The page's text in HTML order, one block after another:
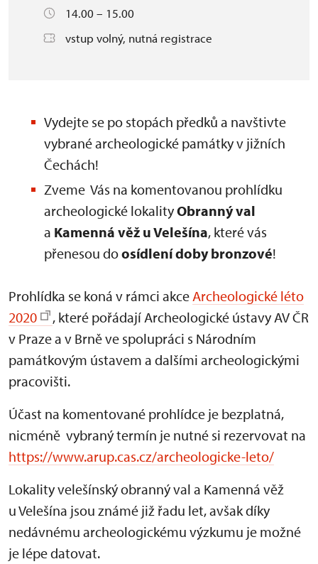
14.00 – 15.00
vstup volný, nutná registrace
Vydejte se po stopách předků a navštivte
vybrané archeologické památky v jižních
Čechách!
Zveme Vás na komentovanou prohlídku
archeologické lokalityObranný val
a Kamenná věž u Velešína, které vás
přenesou doosídlení doby bronzové!
Prohlídka se koná v rámci akce Archeologické léto
2020
, které pořádají Archeologické ústavy AV ČR
v Praze a v Brně ve spolupráci s Národním
památkovým ústavem a dalšími archeologickými
pracovišti.
Účast na komentované prohlídce je bezplatná,
nicméně vybraný termín je nutné si rezervovat na
https://www.arup.cas.cz/archeologicke-leto/
Lokality velešínský obranný val a Kamenná věž
u Velešína jsou známé již řadu let, avšak díky
nedávnému archeologickému výzkumu je možné
je lépe datovat.